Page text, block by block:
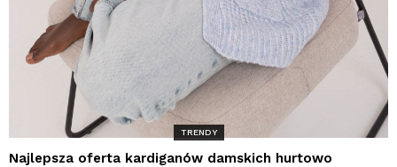
TRENDY
Najlepsza oferta kardiganów damskich hurtowo